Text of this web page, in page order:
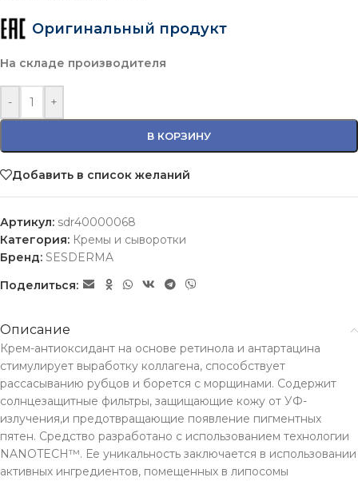
Оригинальный продукт
На складе производителя
- +
В КОРЗИНУ
Добавить в список желаний
Артикул: sdr40000068
Категория: Кремы и сыворотки
Бренд: SESDERMA
Поделиться:
Описание
Крем-антиоксидант на основе ретинола и антартацина
стимулирует выработку коллагена, способствует
рассасыванию рубцов и борется с морщинами. Содержит
солнцезащитные фильтры, защищающие кожу от УФ-
излучения,и предотвращающие появление пигментных
пятен. Средство разработано с использованием технологии
NANOTECH™. Ее уникальность заключается в использовании
активных ингредиентов, помещенных в липосомы